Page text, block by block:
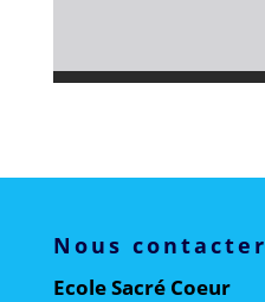
Nous contacter
Ecole Sacré Coeur